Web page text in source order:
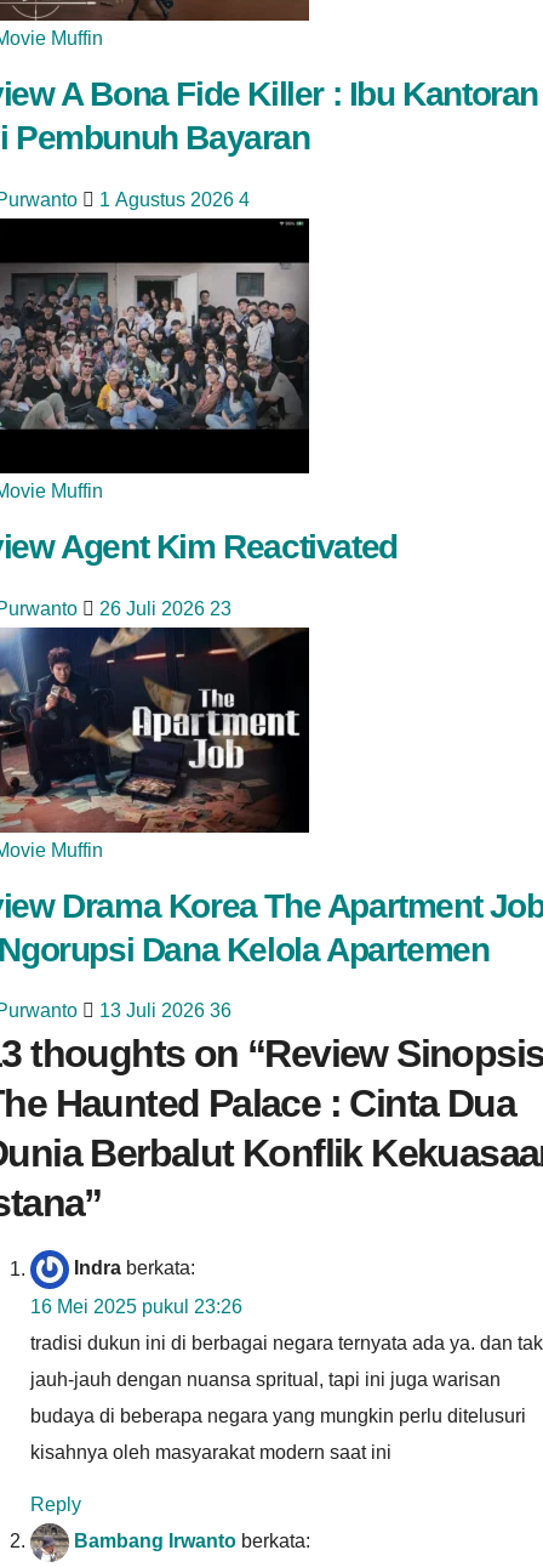
Muffin
A Bona Fide Killer : Ibu Kantoran
Pembunuh Bayaran
1 Agustus 2026 4
Muffin
Agent Kim Reactivated
26 Juli 2026 23
Muffin
Drama Korea The Apartment
Dana Kelola Apartemen
13 Juli 2026 36
thoughts on “Review
Haunted Palace : Cinta Dua
Berbalut Konflik
”
Indra berkata:
16 Mei 2025 pukul 23:26
tradisi dukun ini di berbagai negara ternyata ada ya. dan tak
jauh-jauh dengan nuansa spritual, tapi ini juga warisan
budaya di beberapa negara yang mungkin perlu ditelusuri
kisahnya oleh masyarakat modern saat ini
Reply
Bambang Irwanto berkata: